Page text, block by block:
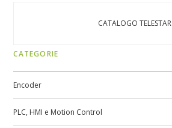
CATALOGO TELESTAR
CATEGORIE
Encoder
PLC, HMI e Motion Control